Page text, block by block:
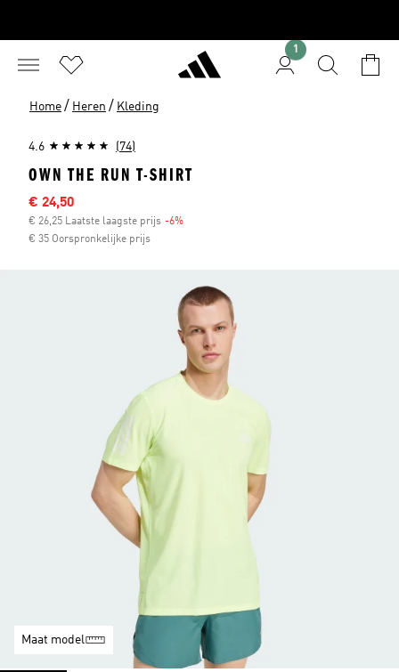
1
Home / Heren / Kleding
4.6 (74)
OWN THE RUN T-SHIRT
Afgeprijsde prijs
€ 24,50
€ 26,25 Laatste laagste prijs -6%
€ 35 Oorspronkelijke prijs
Maat model